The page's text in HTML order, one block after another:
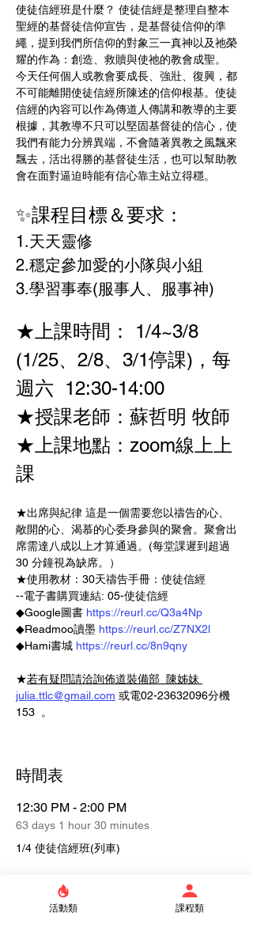
使徒信經班是什麼？ 使徒信經是整理自整本
聖經的基督徒信仰宣告，是基督徒信仰的準
繩，提到我們所信仰的對象三一真神以及祂榮
耀的作為：創造、救贖與使祂的教會成聖。
今天任何個人或教會要成長、強壯、復興，都
不可能離開使徒信經所陳述的信仰根基。使徒
信經的內容可以作為傳道人傳講和教導的主要
根據，其教導不只可以堅固基督徒的信心，使
我們有能力分辨異端，不會隨著異教之風飄來
飄去，活出得勝的基督徒生活，也可以幫助教
會在面對逼迫時能有信心靠主站立得穩。
✨課程目標＆要求：
1.天天靈修
2.穩定參加愛的小隊與小組
3.學習事奉(服事人、服事神)
★上課時間： 1/4~3/8
(1/25、2/8、3/1停課)，每
週六  12:30-14:00
★授課老師：蘇哲明 牧師
★上課地點：zoom線上上
課
★出席與紀律 這是一個需要您以禱告的心、
敞開的心、渴慕的心委身參與的聚會。聚會出
席需達八成以上才算通過。(每堂課遲到超過
30 分鐘視為缺席。）
★使用教材：30天禱告手冊：使徒信經
--電子書購買連結: 05-使徒信經
◆Google圖書 https://reurl.cc/Q3a4Np
◆Readmoo讀墨 https://reurl.cc/Z7NX2l
◆Hami書城 https://reurl.cc/8n9qny
★若有疑問請洽詢佈道裝備部  陳姊妹
julia.ttlc@gmail.com 或電02-23632096分機
153  。
時間表
12:30 PM - 2:00 PM
63 days 1 hour 30 minutes
1/4 使徒信經班(列車)
活動類 課程類